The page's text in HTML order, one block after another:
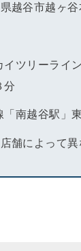
越谷市越ヶ
イツリーライ
分
「南越谷駅」
舗によって異